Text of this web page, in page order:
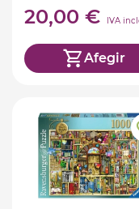
20,00 € IVA
Afegir